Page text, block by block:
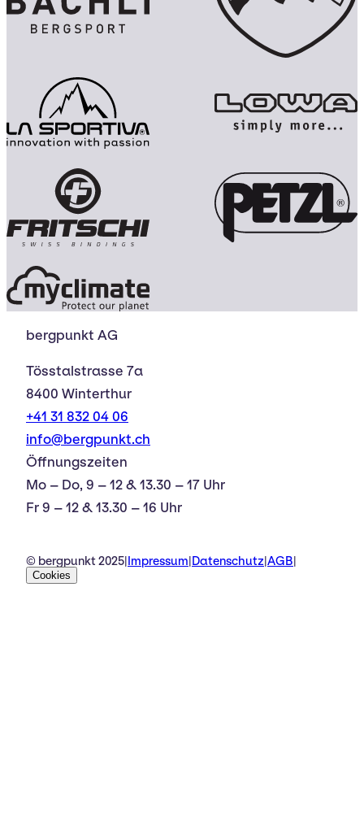
bergpunkt AG
Tösstalstrasse 7a
8400 Winterthur
+41 31 832 04 06
info@bergpunkt.ch
Öffnungszeiten
Mo – Do, 9 – 12 & 13.30 – 17 Uhr
Fr 9 – 12 & 13.30 – 16 Uhr
© bergpunkt 2025 Impressum Datenschutz AGB
Cookies